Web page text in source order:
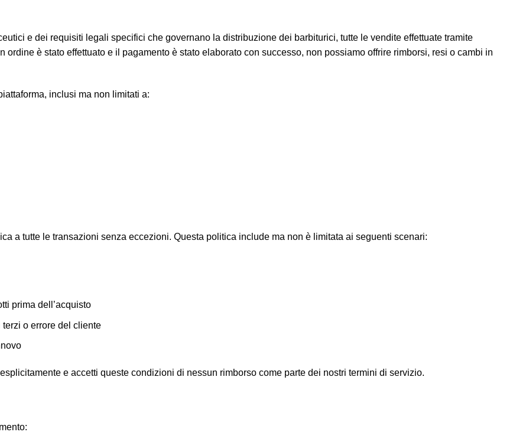
e dei requisiti legali specifici che governano la distribuzione dei barbiturici, tutte le vendite effettuate tramite
ordine è stato effettuato e il pagamento è stato elaborato con successo, non possiamo offrire rimborsi, resi o cambi in
inclusi ma non limitati a:
a tutte le transazioni senza eccezioni. Questa politica include ma non è limitata ai seguenti scenari:
prima dell’acquisto
o errore del cliente
e accetti queste condizioni di nessun rimborso come parte dei nostri termini di servizio.